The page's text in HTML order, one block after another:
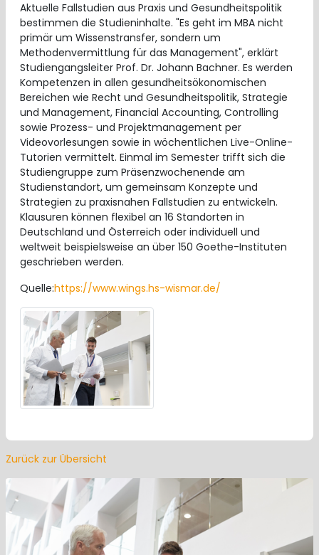
Aktuelle Fallstudien aus Praxis und Gesundheitspolitik
bestimmen die Studieninhalte. "Es geht im MBA nicht
primär um Wissenstransfer, sondern um
Methodenvermittlung für das Management", erklärt
Studiengangsleiter Prof. Dr. Johann Bachner. Es werden
Kompetenzen in allen gesundheitsökonomischen
Bereichen wie Recht und Gesundheitspolitik, Strategie
und Management, Financial Accounting, Controlling
sowie Prozess- und Projektmanagement per
Videovorlesungen sowie in wöchentlichen Live-Online-
Tutorien vermittelt. Einmal im Semester trifft sich die
Studiengruppe zum Präsenzwochenende am
Studienstandort, um gemeinsam Konzepte und
Strategien zu praxisnahen Fallstudien zu entwickeln.
Klausuren können flexibel an 16 Standorten in
Deutschland und Österreich oder individuell und
weltweit beispielsweise an über 150 Goethe-Instituten
geschrieben werden.
Quelle:https://www.wings.hs-wismar.de/
Zurück zur Übersicht